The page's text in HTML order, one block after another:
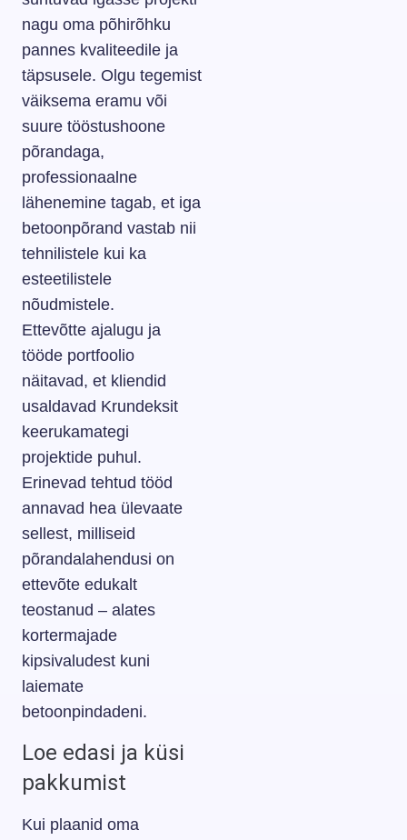
nagu oma põhirõhku
pannes kvaliteedile ja
täpsusele. Olgu tegemist
väiksema eramu või
suure tööstushoone
põrandaga,
professionaalne
lähenemine tagab, et iga
betoonpõrand vastab nii
tehnilistele kui ka
esteetilistele
nõudmistele.
Ettevõtte ajalugu ja
tööde portfoolio
näitavad, et kliendid
usaldavad Krundeksit
keerukamategi
projektide puhul.
Erinevad tehtud tööd
annavad hea ülevaate
sellest, milliseid
põrandalahendusi on
ettevõte edukalt
teostanud – alates
kortermajade
kipsivaludest kuni
laiemate
betoonpindadeni.
Loe edasi ja küsi
pakkumist
Kui plaanid oma